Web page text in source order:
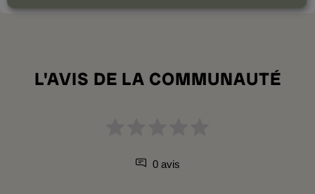
L'AVIS DE LA COMMUNAUTÉ
0 avis